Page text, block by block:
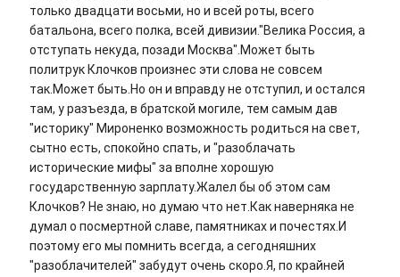
только двадцати восьми, но и всей роты, всего
батальона, всего полка, всей дивизии."Велика Россия, а
отступать некуда, позади Москва".Может быть
политрук Клочков произнес эти слова не совсем
так.Может быть.Но он и вправду не отступил, и остался
там, у разъезда, в братской могиле, тем самым дав
"историку" Мироненко возможность родиться на свет,
сытно есть, спокойно спать, и "разоблачать
исторические мифы" за вполне хорошую
государственную зарплату.Жалел бы об этом сам
Клочков? Не знаю, но думаю что нет.Как наверняка не
думал о посмертной славе, памятниках и почестях.И
поэтому его мы помнить всегда, а сегодняшних
"разоблачителей" забудут очень скоро.Я, по крайней